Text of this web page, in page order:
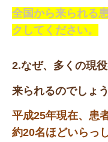
全国から来られる
クしてください。
2.なぜ、多くの現
来られるのでしょ
平成25年現在、患
約20名ほどいらっ